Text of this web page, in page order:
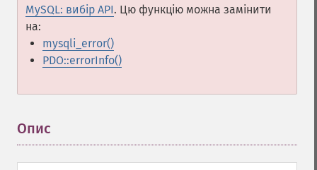
MySQL: вибір API. Цю функцію можна замінити
на:
mysqli_error()
PDO::errorInfo()
Опис